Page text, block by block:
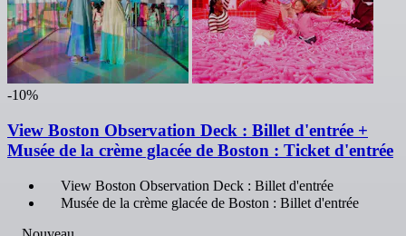
-10%
View Boston Observation Deck : Billet d'entrée +
Musée de la crème glacée de Boston : Ticket d'entrée
View Boston Observation Deck : Billet d'entrée
Musée de la crème glacée de Boston : Billet d'entrée